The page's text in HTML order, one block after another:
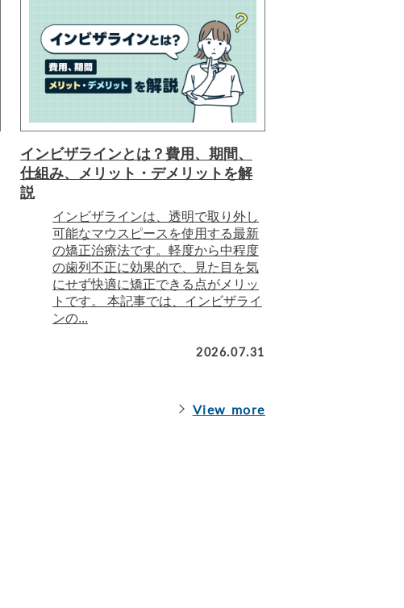
インビザラインとは？費用、期間、
仕組み、メリット・デメリットを解
説
インビザラインは、透明で取り外し
可能なマウスピースを使用する最新
の矯正治療法です。軽度から中程度
の歯列不正に効果的で、見た目を気
にせず快適に矯正できる点がメリッ
トです。 本記事では、インビザライ
ンの...
2026.07.31
View more